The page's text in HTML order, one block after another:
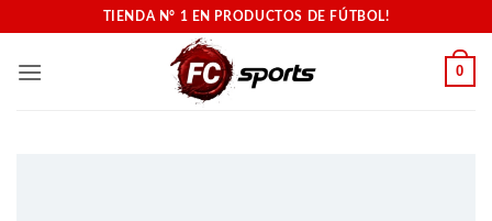
contenido
TIENDA N° 1 EN PRODUCTOS DE FÚTBOL!
0